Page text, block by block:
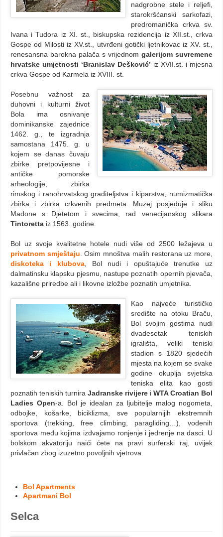
nadgrobne stele i reljefi,
starokršćanski sarkofazi,
predromanička crkva sv.
Ivana i Tudora iz XI. st., biskupska rezidencija iz XII.st., crkva
Gospe od Milosti iz XV.st., utvrđeni gotički ljetnikovac iz XV. st.,
renesansna barokna palača s vrijednom galerijom suvremene
hrvatske umjetnosti ‘Branislav Dešković’ iz XVII.st. i mjesna
crkva Gospe od Karmela iz XVIII. st.
Posebnu važnost za
duhovni i kulturni život
Bola ima osnivanje
dominikanske zajednice
1462. g., te izgradnja
samostana 1475. g. u
kojem se danas čuvaju
zbirke pretpovijesne i
antičke pomorske
arheologije, zbirka
rimskog i ranohrvatskog graditeljstva i kiparstva, numizmatička
zbirka i zbirka crkvenih predmeta. Muzej posjeduje i sliku
Madone s Djetetom i svecima, rad venecijanskog slikara
Tintoretta iz 1563. godine.
Bol uz svoje kvalitetne hotele nudi više od 2500 ležajeva u
privatnom smještaju . Osim mnoštva malih restorana uz more,
diskoteka i klubova, Bol nudi i opuštajuće trenutke uz
dalmatinsku klapsku pjesmu, nastupe poznatih opernih pjevača,
kazališne priredbe ali i likovne izložbe poznatih umjetnika.
Kao najveće turističko
središte na otoku Braču,
Bol svojim gostima nudi
dvadesetak teniskih
igrališta, veliki teniski
stadion s 1820 sjedećih
mjesta na kojem se svake
godine okuplja svjetska
teniska elita kao gosti
poznatih teniskih turnira Jadranske rivijere i WTA Croatian Bol
Ladies Open-a. Bol je idealan za ljubitelje malog nogometa,
odbojke, košarke, biciklizma, sve popularnijih ekstremnih
sportova (trekking, free climbing, paragliding…), vodenih
sportova među kojima izdvajamo ronjenje i jedrenje na dasci. U
bolskom akvatoriju naići ćete na pravi surferski raj, uvijek
privlačan zbog izuzetno povoljnih vjetrova.
Bol Apartments
Apartmani Bol
Selca